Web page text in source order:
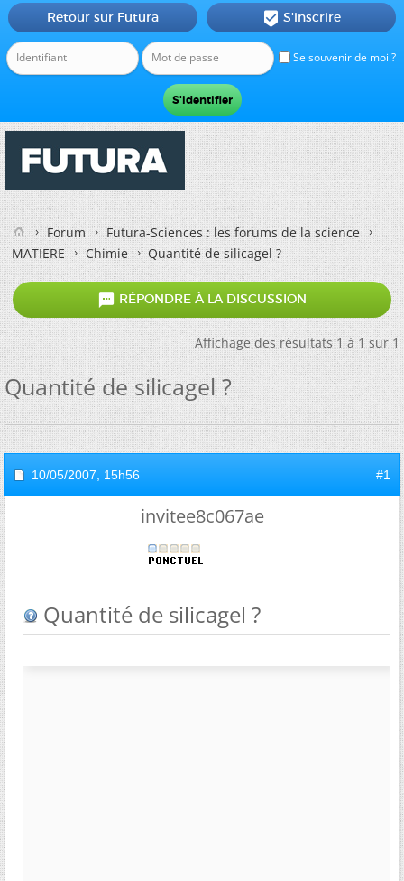
Se souvenir de moi ?
Retour sur Futura  S'inscrire
Forum
Futura-Sciences : les forums de la science
MATIERE
Chimie Quantité de silicagel ?
 RÉPONDRE À LA DISCUSSION
Affichage des résultats 1 à 1 sur 1
Quantité de silicagel ?
10/05/2007, 15h56 #1
invitee8c067ae
Quantité de silicagel ?